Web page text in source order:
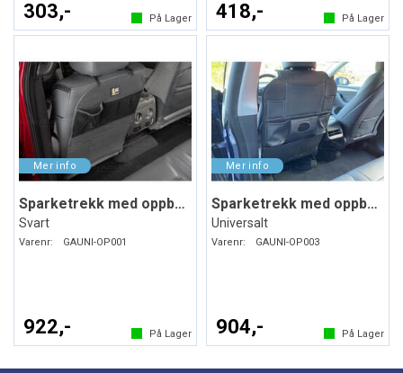
303,- På Lager 418,- På Lager
Sparketrekk med oppbevaring
Svart
Varenr: GAUNI-OP001
922,- På Lager
Sparketrekk med oppbevaring
Universalt
Varenr: GAUNI-OP003
904,- På Lager